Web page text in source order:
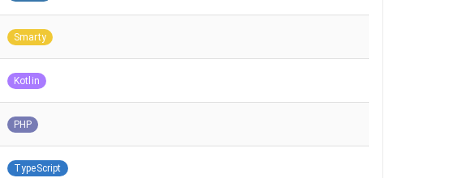
Smarty
Kotlin
PHP
TypeScript